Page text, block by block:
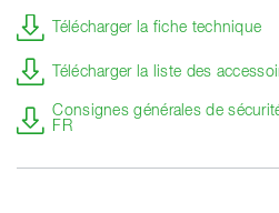
Télécharger la fiche technique
Télécharger la liste des
Consignes générales de
FR